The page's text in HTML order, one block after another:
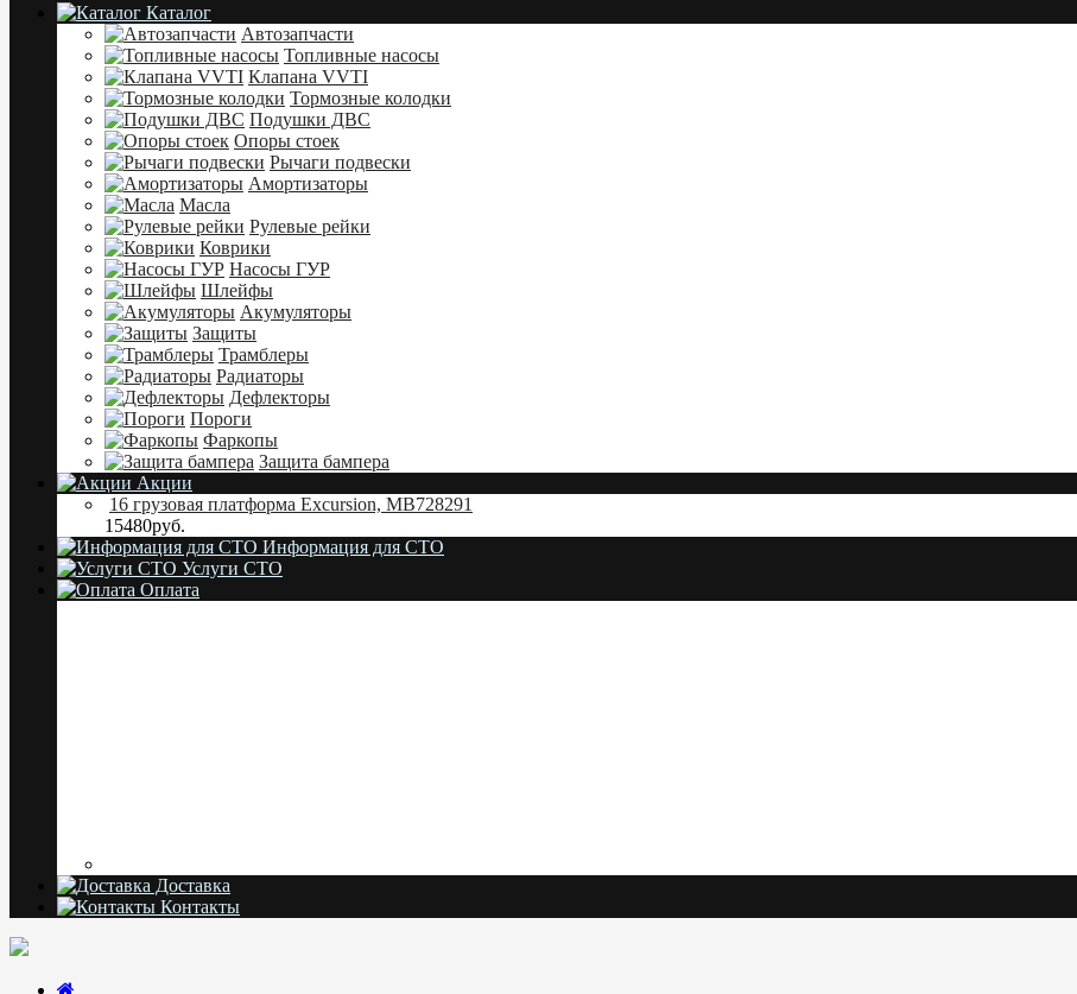
Каталог
Автозапчасти
Топливные насосы
Клапана VVTI
Тормозные колодки
Подушки ДВС
Опоры стоек
Рычаги подвески
Амортизаторы
Масла
Рулевые рейки
Коврики
Насосы ГУР
Шлейфы
Акумуляторы
Защиты
Трамблеры
Радиаторы
Дефлекторы
Пороги
Фаркопы
Защита бампера
Акции
16 грузовая платформа Excursion, MB728291
15480руб.
Информация для СТО
Услуги СТО
Оплата
Доставка
Контакты